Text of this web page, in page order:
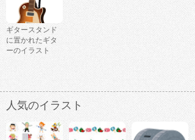
ギタースタンド
に置かれたギタ
ーのイラスト
人気のイラスト